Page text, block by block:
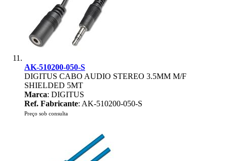
AK-510200-050-S
DIGITUS CABO AUDIO STEREO 3.5MM M/F
SHIELDED 5MT
Marca: DIGITUS
Ref. Fabricante: AK-510200-050-S
Preço sob consulta